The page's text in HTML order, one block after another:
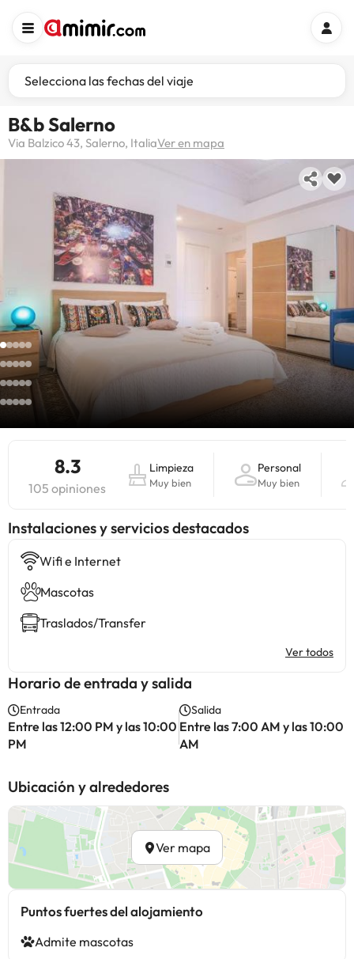
Selecciona las fechas del viaje
B&b Salerno
Via Balzico 43, Salerno, ItaliaVer en mapa
8.3
105 opiniones
Limpieza
Muy bien
Personal
Muy bien
Instalaciones y servicios destacados
Wifi e Internet
Mascotas
Traslados/Transfer
Ver todos
Horario de entrada y salida
Entrada
Entre las 12:00 PM y las 10:00
PM
Salida
Entre las 7:00 AM y las 10:00
AM
Ubicación y alrededores
Ver mapa
Puntos fuertes del alojamiento
Admite mascotas